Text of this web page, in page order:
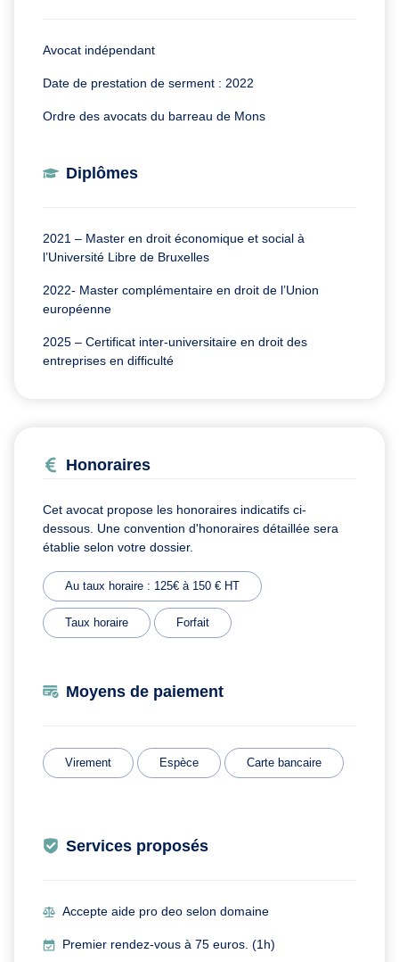
Avocat indépendant
Date de prestation de serment : 2022
Ordre des avocats du barreau de Mons
Diplômes
2021 – Master en droit économique et social à
l’Université Libre de Bruxelles
2022- Master complémentaire en droit de l’Union
européenne
2025 – Certificat inter-universitaire en droit des
entreprises en difficulté
Honoraires
Cet avocat propose les honoraires indicatifs ci-
dessous. Une convention d'honoraires détaillée sera
établie selon votre dossier.
Au taux horaire : 125€ à 150 € HT
Taux horaire Forfait
Moyens de paiement
Virement Espèce Carte bancaire
Services proposés
Accepte aide pro deo selon domaine
Premier rendez-vous à 75 euros. (1h)